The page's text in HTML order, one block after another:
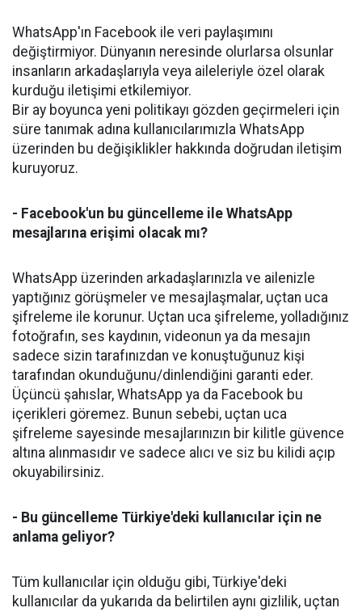
WhatsApp'ın Facebook ile veri paylaşımını
değiştirmiyor. Dünyanın neresinde olurlarsa olsunlar
insanların arkadaşlarıyla veya aileleriyle özel olarak
kurduğu iletişimi etkilemiyor.
Bir ay boyunca yeni politikayı gözden geçirmeleri için
süre tanımak adına kullanıcılarımızla WhatsApp
üzerinden bu değişiklikler hakkında doğrudan iletişim
kuruyoruz.
- Facebook'un bu güncelleme ile WhatsApp
mesajlarına erişimi olacak mı?
WhatsApp üzerinden arkadaşlarınızla ve ailenizle
yaptığınız görüşmeler ve mesajlaşmalar, uçtan uca
şifreleme ile korunur. Uçtan uca şifreleme, yolladığınız
fotoğrafın, ses kaydının, videonun ya da mesajın
sadece sizin tarafınızdan ve konuştuğunuz kişi
tarafından okunduğunu/dinlendiğini garanti eder.
Üçüncü şahıslar, WhatsApp ya da Facebook bu
içerikleri göremez. Bunun sebebi, uçtan uca
şifreleme sayesinde mesajlarınızın bir kilitle güvence
altına alınmasıdır ve sadece alıcı ve siz bu kilidi açıp
okuyabilirsiniz.
- Bu güncelleme Türkiye'deki kullanıcılar için ne
anlama geliyor?
Tüm kullanıcılar için olduğu gibi, Türkiye'deki
kullanıcılar da yukarıda da belirtilen aynı gizlilik, uçtan